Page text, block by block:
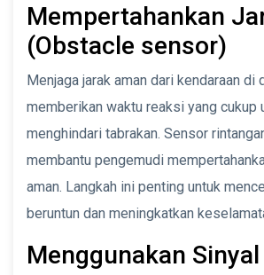
Mempertahankan
(Obstacle sensor)
Menjaga jarak aman dari kendaraan di
memberikan waktu reaksi yang cukup
menghindari tabrakan. Sensor
membantu pengemudi
aman. Langkah ini penting untuk
beruntun dan meningkatkan
Menggunakan